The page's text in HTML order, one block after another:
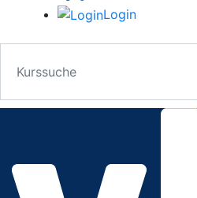
Login